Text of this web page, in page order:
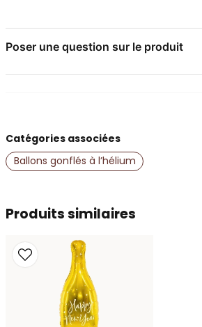
Poser une question sur le produit
name
Nom
email
Adresse e-mail
Oui, vous pouvez publier ma
Produits similaires
Catégories associées
Ballons gonflés à l’hélium